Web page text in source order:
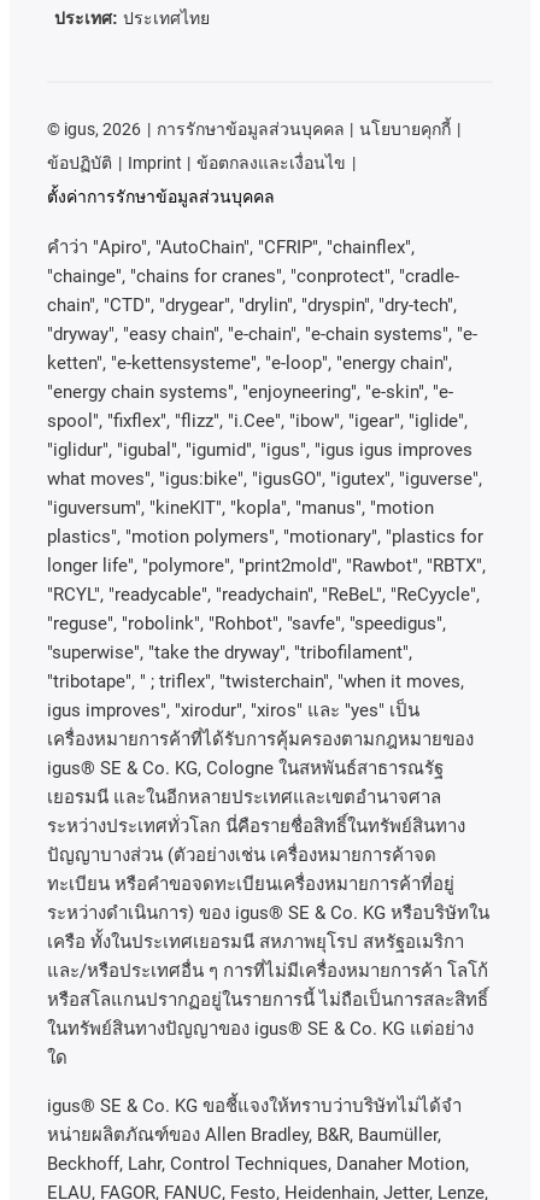
ประเทศ: ประเทศไทย
© igus, 2026 การรักษาข้อมูลส่วนบุคคล
นโยบายคุกกี้
ข้อปฏิบัติ
Imprint
ข้อตกลงและเงื่อนไข
ตั้งค่าการรักษาข้อมูลส่วนบุคคล
คําว่า "Apiro", "AutoChain", "CFRIP", "chainflex",
"chainge", "chains for cranes", "conprotect", "cradle-
chain", "CTD", "drygear", "drylin", "dryspin", "dry-tech",
"dryway", "easy chain", "e-chain", "e-chain systems", "e-
ketten", "e-kettensysteme", "e-loop", "energy chain",
"energy chain systems", "enjoyneering", "e-skin", "e-
spool", "fixflex", "flizz", "i.Cee", "ibow", "igear", "iglide",
"iglidur", "igubal", "igumid", "igus", "igus igus improves
what moves", "igus:bike", "igusGO", "igutex", "iguverse",
"iguversum", "kineKIT", "kopla", "manus", "motion
plastics", "motion polymers", "motionary", "plastics for
longer life", "polymore", "print2mold", "Rawbot", "RBTX",
"RCYL", "readycable", "readychain", "ReBeL", "ReCyycle",
"reguse", "robolink", "Rohbot", "savfe", "speedigus",
"superwise", "take the dryway", "tribofilament",
"tribotape", " ; triflex", "twisterchain", "when it moves,
igus improves", "xirodur", "xiros" และ "yes" เป็น
เครื่องหมายการค้าที่ได้รับการคุ้มครองตามกฎหมายของ
igus® SE & Co. KG, Cologne ในสหพันธ์สาธารณรัฐ
เยอรมนี และในอีกหลายประเทศและเขตอํานาจศาล
ระหว่างประเทศทั่วโลก นี่คือรายชื่อสิทธิ์ในทรัพย์สินทาง
ปัญญาบางส่วน (ตัวอย่างเช่น เครื่องหมายการค้าจด
ทะเบียน หรือคำขอจดทะเบียนเครื่องหมายการค้าที่อยู่
ระหว่างดำเนินการ) ของ igus® SE & Co. KG หรือบริษัทใน
เครือ ทั้งในประเทศเยอรมนี สหภาพยุโรป สหรัฐอเมริกา
และ/หรือประเทศอื่น ๆ การที่ไม่มีเครื่องหมายการค้า โลโก้
หรือสโลแกนปรากฏอยู่ในรายการนี้ ไม่ถือเป็นการสละสิทธิ์
ในทรัพย์สินทางปัญญาของ igus® SE & Co. KG แต่อย่าง
ใด
igus® SE & Co. KG ขอชี้แจงให้ทราบว่าบริษัทไม่ได้จํา
หน่ายผลิตภัณฑ์ของ Allen Bradley, B&R, Baumüller,
Beckhoff, Lahr, Control Techniques, Danaher Motion,
ELAU, FAGOR, FANUC, Festo, Heidenhain, Jetter, Lenze,